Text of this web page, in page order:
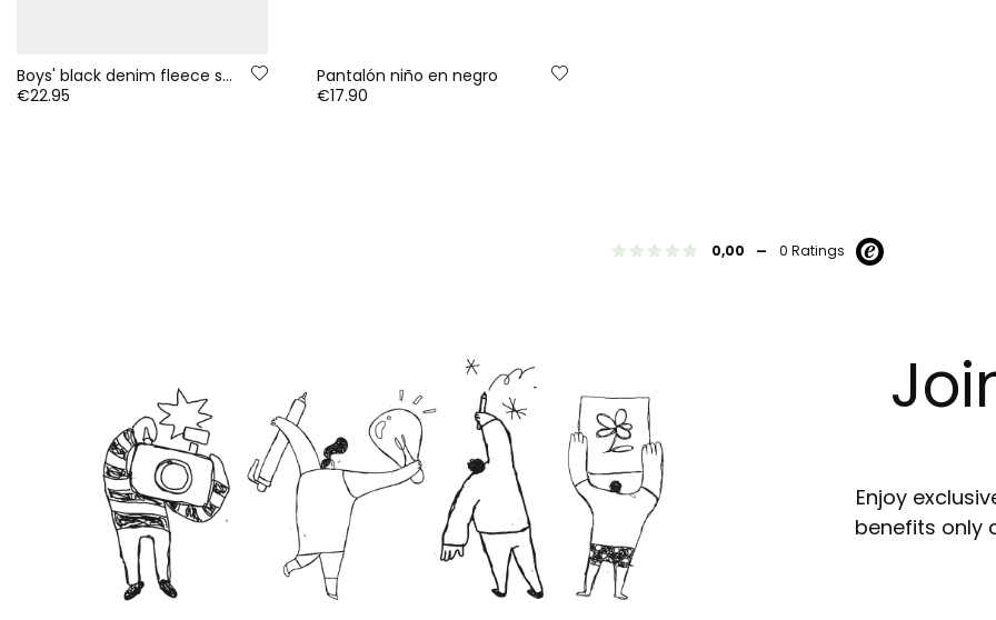
Boys' black denim fleece shorts
€22.95
Pantalón niño en negro
€17.90
0,00 - 0 Ratings
Enjoy
benefits only